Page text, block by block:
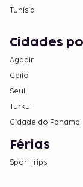
Tunísia
Cidades
Agadir
Geilo
Seul
Turku
Cidade do Panamá
Férias
Sport trips